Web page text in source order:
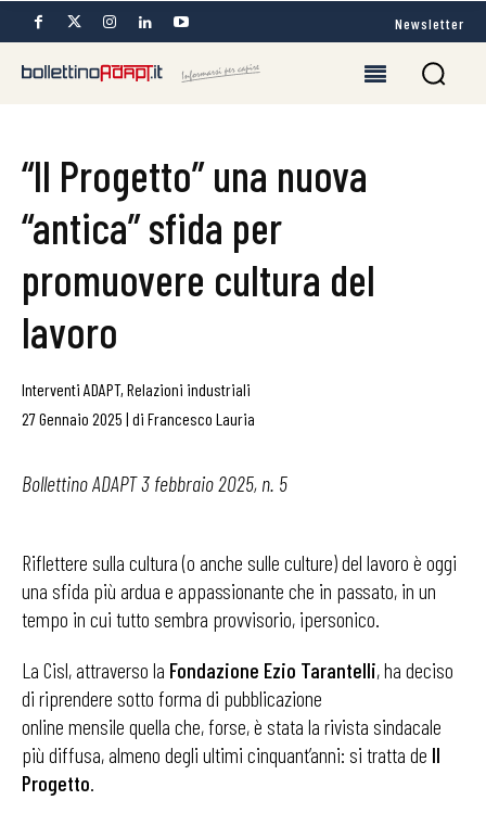
Newsletter
“Il Progetto” una nuova
“antica” sfida per
promuovere cultura del
lavoro
Interventi ADAPT, Relazioni industriali
27 Gennaio 2025 | di Francesco Lauria
Bollettino ADAPT 3 febbraio 2025, n. 5
Riflettere sulla cultura (o anche sulle culture) del lavoro è oggi
una sfida più ardua e appassionante che in passato, in un
tempo in cui tutto sembra provvisorio, ipersonico.
La Cisl, attraverso la Fondazione Ezio Tarantelli, ha deciso
di riprendere sotto forma di pubblicazione
online mensile quella che, forse, è stata la rivista sindacale
più diffusa, almeno degli ultimi cinquant’anni: si tratta de Il
Progetto.